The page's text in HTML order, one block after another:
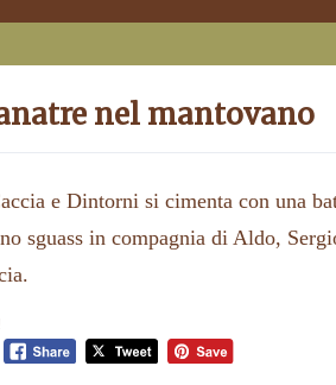
nel mantovano
e Dintorni si cimenta con una
sguass in compagnia di Aldo,